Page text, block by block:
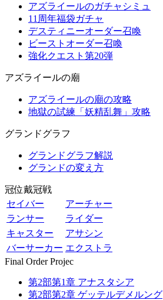
アズライールのガチャシミュ
11周年福袋ガチャ
デスティニーオーダー召喚
ビーストオーダー召喚
強化クエスト第20弾
アズライールの廟
アズライールの廟の攻略
地獄の試練「妖精乱舞」攻略
グランドグラフ
グランドグラフ解説
グランドの変え方
冠位戴冠戦
セイバー
アーチャー
ランサー
ライダー
キャスター
アサシン
バーサーカー エクストラ
Final Order Projec
第2部第1章 アナスタシア
第2部第2章 ゲッテルデメルング